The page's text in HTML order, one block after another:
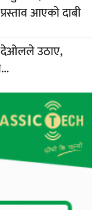
आएको दाबी
देओलले उठाए,